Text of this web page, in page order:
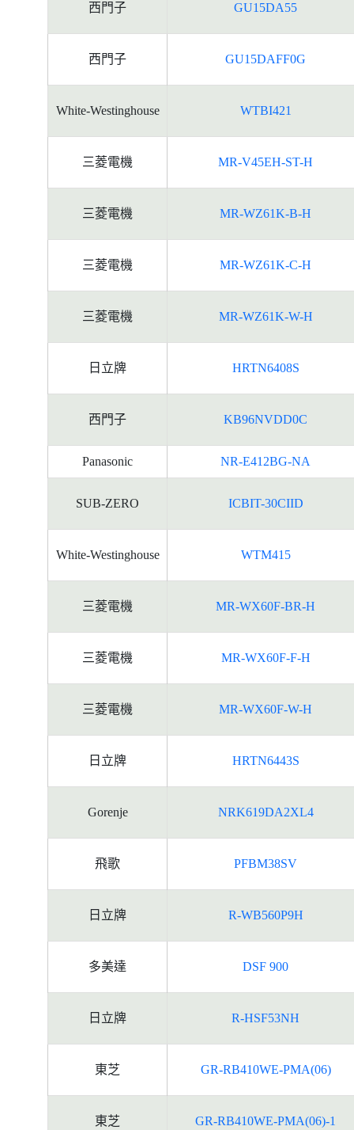
西門子 GU15DA55
西門子 GU15DAFF0G
White-Westinghouse WTBI421
三菱電機 MR-V45EH-ST-H
三菱電機 MR-WZ61K-B-H
三菱電機 MR-WZ61K-C-H
三菱電機 MR-WZ61K-W-H
日立牌 HRTN6408S
西門子 KB96NVDD0C
Panasonic NR-E412BG-NA
SUB-ZERO ICBIT-30CIID
White-Westinghouse WTM415
三菱電機 MR-WX60F-BR-H
三菱電機 MR-WX60F-F-H
三菱電機 MR-WX60F-W-H
日立牌 HRTN6443S
Gorenje NRK619DA2XL4
飛歌 PFBM38SV
日立牌 R-WB560P9H
多美達 DSF 900
日立牌 R-HSF53NH
東芝 GR-RB410WE-PMA(06)
東芝 GR-RB410WE-PMA(06)-1